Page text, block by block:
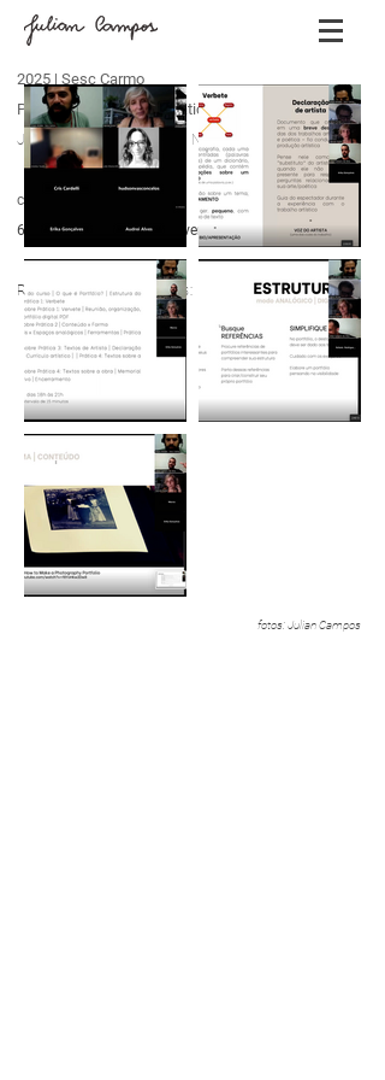
2025 | Sesc Carmo
Portfólio: Reflexões e Práticas
Julian Campos e Fabiola Notari
curso on-line
6 encontros (3h cada) - fevereiro/2025
Registros dos encontros:
fotos: Julian Campos